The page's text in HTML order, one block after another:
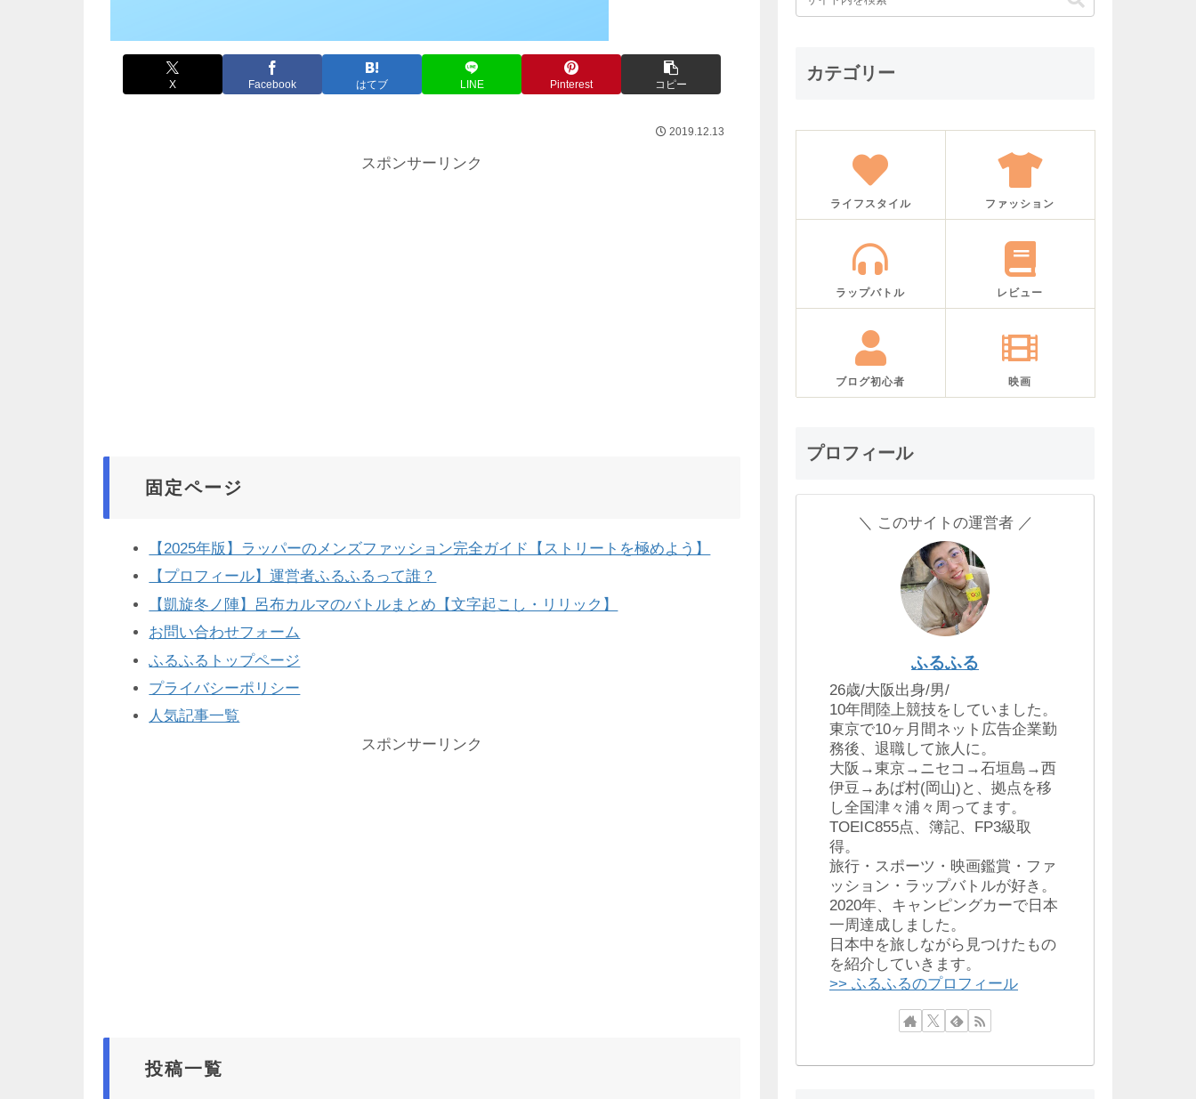
X Facebook はてブ LINE Pinterest コピー
2019.12.13
スポンサーリンク
固定ページ
【2025年版】ラッパーのメンズファッション完全ガイド【ストリートを極めよう】
【プロフィール】運営者ふるふるって誰？
【凱旋冬ノ陣】呂布カルマのバトルまとめ【文字起こし・リリック】
お問い合わせフォーム
ふるふるトップページ
プライバシーポリシー
人気記事一覧
スポンサーリンク
投稿一覧
カテゴリー
ライフスタイル ファッション
ラップバトル レビュー
ブログ初心者 映画
プロフィール
＼ このサイトの運営者 ／
ふるふる
26歳/大阪出身/男/
10年間陸上競技をしていました。
東京で10ヶ月間ネット広告企業勤
務後、退職して旅人に。
大阪→東京→ニセコ→石垣島→西
伊豆→あば村(岡山)と、拠点を移
し全国津々浦々周ってます。
TOEIC855点、簿記、FP3級取
得。
旅行・スポーツ・映画鑑賞・ファ
ッション・ラップバトルが好き。
2020年、キャンピングカーで日本
一周達成しました。
日本中を旅しながら見つけたもの
を紹介していきます。
>> ふるふるのプロフィール